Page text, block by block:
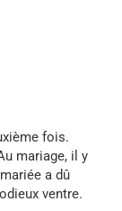
fois.
mariage, il y
a dû
ventre.